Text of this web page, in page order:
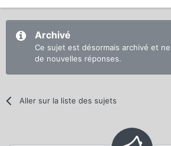
Archivé
Ce sujet est désormais archivé et
de nouvelles réponses.
Aller sur la liste des sujets